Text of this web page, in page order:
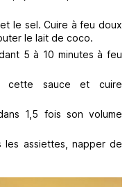
le sel. Cuire à feu doux
le lait de coco.
5 à 10 minutes à feu
cette sauce et cuire
1,5 fois son volume
assiettes, napper de